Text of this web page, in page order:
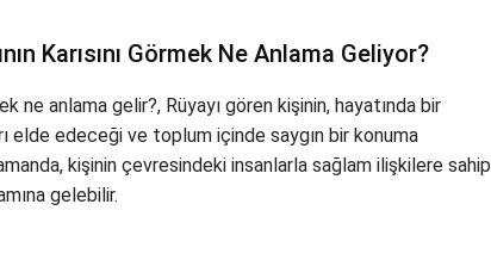
Karısını Görmek Ne Anlama Geliyor?
ne anlama gelir?, Rüyayı gören kişinin, hayatında bir
elde edeceği ve toplum içinde saygın bir konuma
kişinin çevresindeki insanlarla sağlam ilişkilere sahip
gelebilir.